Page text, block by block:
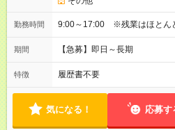
勤務時間 9:00～17:00 ※残業はほとん
期間 【急募】即日～長期
特徴 履歴書不要
気になる！ 応募す